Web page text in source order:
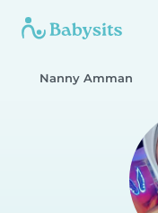
Nanny Amman